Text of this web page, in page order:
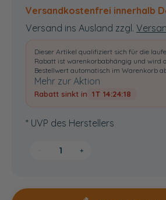
Versandkostenfrei innerhalb
Versand ins Ausland zzgl.
Dieser Artikel qualifiziert sich für die
Rabatt ist warenkorbabhängig und wird
Bestellwert automatisch im Warenkorb
Mehr zur Aktion
Rabatt sinkt in 1T 14:24:18
* UVP des Herstellers
+